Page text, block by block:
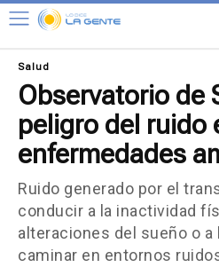
Salud
Observatorio de
peligro del ruido
enfermedades
Ruido generado por el
conducir a la inactividad
alteraciones del sueño o a
caminar en entornos